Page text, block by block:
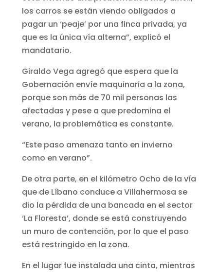
los carros se están viendo obligados a
pagar un ‘peaje’ por una finca privada, ya
que es la única vía alterna”, explicó el
mandatario.
Giraldo Vega agregó que espera que la
Gobernación envíe maquinaria a la zona,
porque son más de 70 mil personas las
afectadas y pese a que predomina el
verano, la problemática es constante.
“Este paso amenaza tanto en invierno
como en verano”.
De otra parte, en el kilómetro Ocho de la vía
que de Líbano conduce a Villahermosa se
dio la pérdida de una bancada en el sector
‘La Floresta’, donde se está construyendo
un muro de contención, por lo que el paso
está restringido en la zona.
En el lugar fue instalada una cinta, mientras